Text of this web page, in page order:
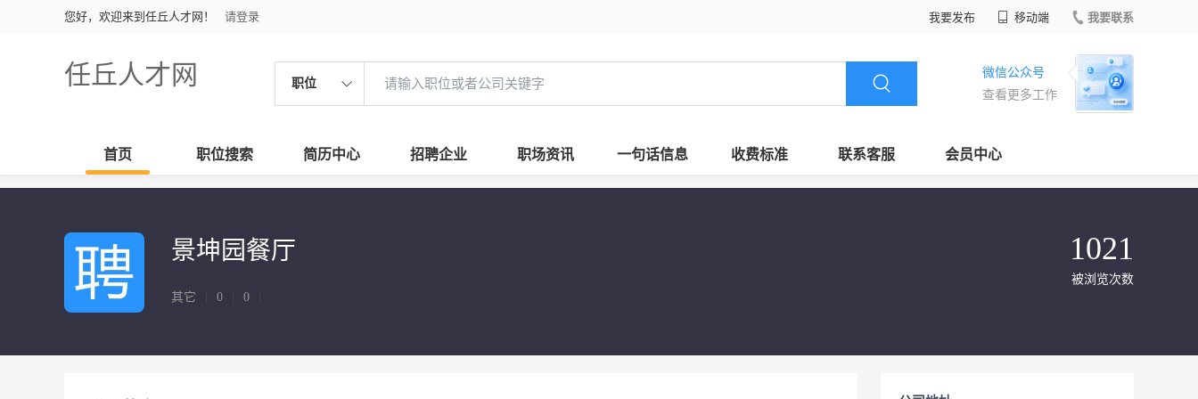
您好，欢迎来到任丘人才网！ 请登录 我要发布 移动端 我要联系
任丘人才网 职位
微信公众号
查看更多工作
首页 职位搜索 简历中心 招聘企业 职场资讯 一句话信息 收费标准 联系客服 会员中心
景坤园餐厅
其它 0 0
1021
被浏览次数